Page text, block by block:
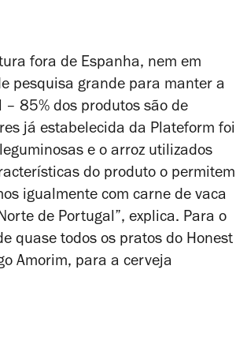
fora de Espanha, nem em
pesquisa grande para manter a
85% dos produtos são de
já estabelecida da Plateform foi
e o arroz utilizados
do produto o permitem
igualmente com carne de vaca
de Portugal”, explica. Para o
quase todos os pratos do Honest
Amorim, para a cerveja